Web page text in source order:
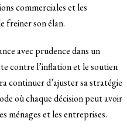
commerciales et les
freiner son élan.
avec prudence dans un
contre l’inflation et le soutien
continuer d’ajuster sa stratégie
où chaque décision peut avoir
ménages et les entreprises.